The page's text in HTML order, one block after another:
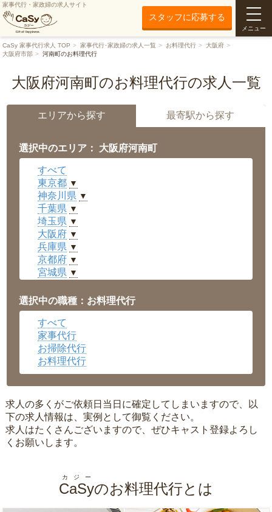
家事代行・家政婦の求人サイト
スタッフに応募する
メニュー
CaSy 家事代行求人 TOP 家事代行･家政婦の求人一覧 お料理代行
大阪府
大阪府市部
河南町のお料理代行
大阪府河南町のお料理代行の求人一覧
エリアから探す 最寄駅から探す
選択中のエリア： 大阪府河南町
すべて
東京都 ▼
神奈川県 ▼
千葉県 ▼
埼玉県 ▼
大阪府 ▼
兵庫県 ▼
京都府 ▼
宮城県 ▼
福井県 ▼
岡山県 ▼
広島県
沖縄県 ▼
選択中の職種：お料理代行
すべて
家事代行
お掃除代行
お料理代行
求人の多くがご依頼日当日に確定してしまいますので、以
下の求人情報は、実例として御覧ください。
求人はたくさんございますので、ぜひキャスト登録よろし
くお願いします。
CaSy
カジー
のお料理代行とは